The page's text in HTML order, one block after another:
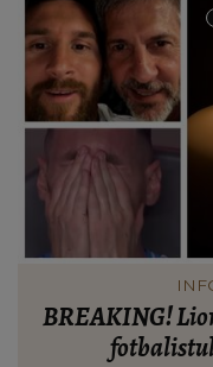
Când vor
Rahova, la